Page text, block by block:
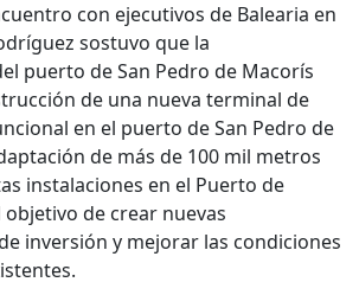
con ejecutivos de Balearia en
sostuvo que la
puerto de San Pedro de Macorís
de una nueva terminal de
en el puerto de San Pedro de
de más de 100 mil metros
instalaciones en el Puerto de
objetivo de crear nuevas
inversión y mejorar las condiciones